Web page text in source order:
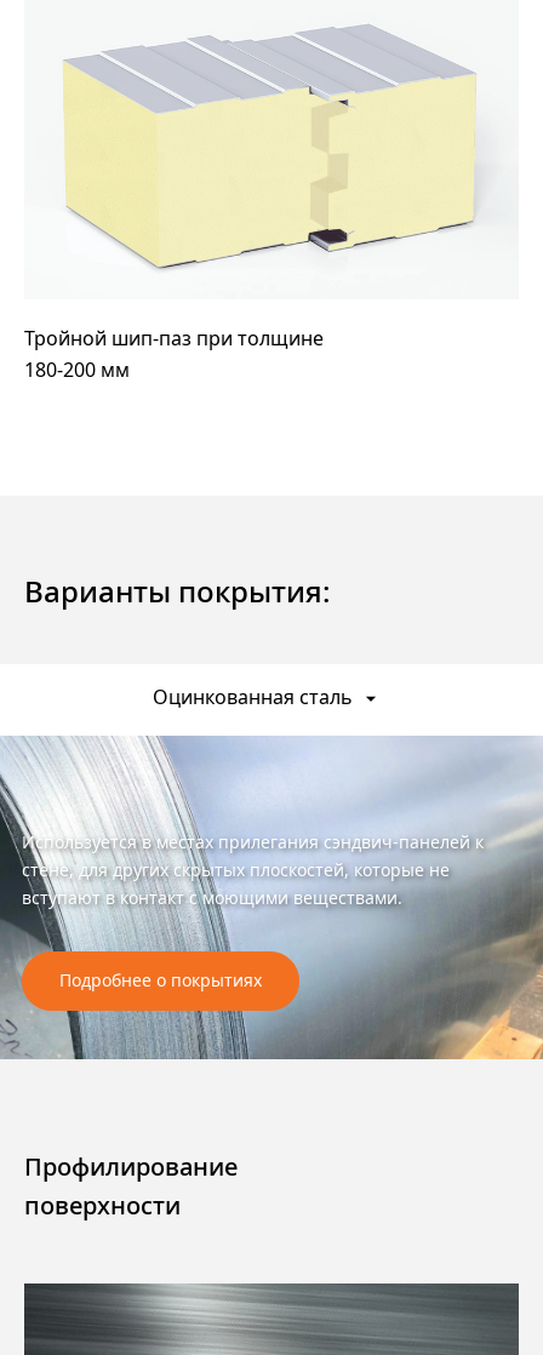
Тройной шип-паз при толщине
180-200 мм
Варианты покрытия:
Оцинкованная сталь
Используется в местах прилегания сэндвич-панелей к
стене, для других скрытых плоскостей, которые не
вступают в контакт с моющими веществами.
Подробнее о покрытиях
Профилирование
поверхности